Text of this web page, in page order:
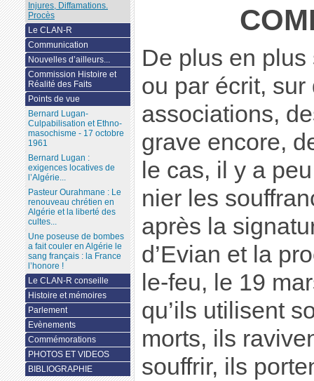
De plus en
ou par écrit,
associations,
grave encore,
le cas, il y a
nier les
après la
d’Evian et la
le-feu, le 19
qu’ils utilisent
morts, ils
souffrir, ils
Injures, Diffamations.
Procès
Le CLAN-R
Communication
Nouvelles d’ailleurs...
Commission Histoire et
Réalité des Faits
Points de vue
Bernard Lugan-
Culpabilisation et Ethno-
masochisme - 17 octobre
1961
Bernard Lugan :
exigences locatives de
l’Algérie...
Pasteur Ourahmane : Le
renouveau chrétien en
Algérie et la liberté des
cultes...
Une poseuse de bombes
a fait couler en Algérie le
sang français : la France
l’honore !
Le CLAN-R conseille
Histoire et mémoires
Parlement
Evènements
Commémorations
PHOTOS ET VIDEOS
BIBLIOGRAPHIE